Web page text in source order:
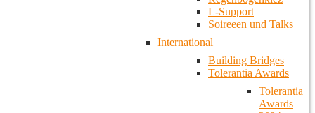
L-Support
Soireeen und Talks
International
Building Bridges
Tolerantia Awards
Tolerantia
Awards